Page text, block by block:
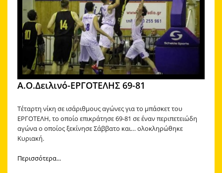
Α.Ο.Δειλινό-ΕΡΓΟΤΕΛΗΣ 69-81
Τέταρτη νίκη σε ισάριθμους αγώνες για το μπάσκετ του
ΕΡΓΟΤΕΛΗ, το οποίο επικράτησε 69-81 σε έναν περιπετειώδη
αγώνα ο οποίος ξεκίνησε Σάββατο και… ολοκληρώθηκε
Κυριακή.
Περισσότερα...